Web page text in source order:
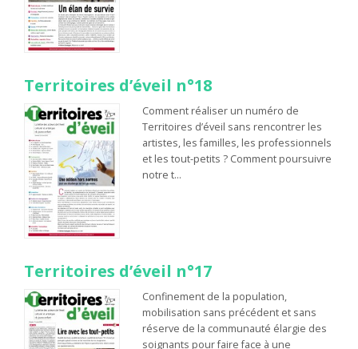
Territoires d’éveil n°18
Comment réaliser un numéro de
Territoires d’éveil sans rencontrer les
artistes, les familles, les professionnels
et les tout-petits ? Comment poursuivre
notre t…
Territoires d’éveil n°17
Confinement de la population,
mobilisation sans précédent et sans
réserve de la communauté élargie des
soignants pour faire face à une